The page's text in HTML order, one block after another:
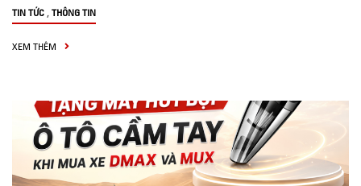
TIN TỨC , THÔNG TIN
XEM THÊM